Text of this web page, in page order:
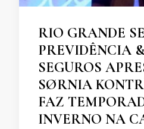
RIO GRANDE
PREVIDÊNCIA
SEGUROS
SØRNIA
FAZ
INVERNO NA